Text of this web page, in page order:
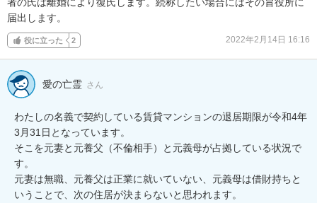
届出します。
役に立った 2 2022年2月14日 16:16
愛の亡霊 さん
わたしの名義で契約している賃貸マンションの退居期限が令和4年
3月31日となっています。
そこを元妻と元養父（不倫相手）と元義母が占拠している状況で
す。
元妻は無職、元養父は正業に就いていない、元義母は借財持ちと
いうことで、次の住居が決まらないと思われます。